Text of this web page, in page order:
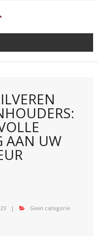
AAN UW
Geen categorie